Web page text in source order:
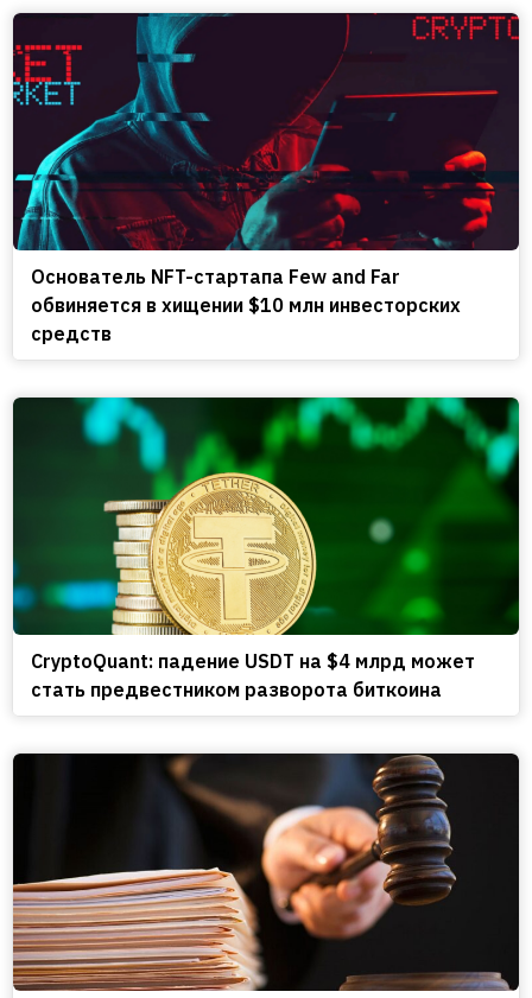
Основатель NFT-стартапа Few and Far
обвиняется в хищении $10 млн инвесторских
средств
CryptoQuant: падение USDT на $4 млрд может
стать предвестником разворота биткоина